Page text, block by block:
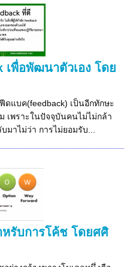
เพื่อพัฒนาตัวเอง โดย
ดแบค(feedback) เป็นอีกทักษะ
เพราะในปัจจุบันคนไม่ไม่กล้า
มาไม่ว่า การไม่ยอมรับ...
หรับการโค้ช โดยศศิ